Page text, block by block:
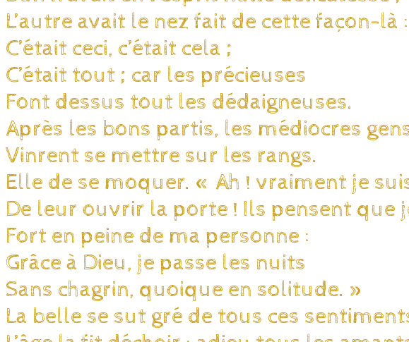
L’autre avait le nez fait de cette façon-là :
C’était ceci, c’était cela ;
C’était tout ; car les précieuses
Font dessus tout les dédaigneuses.
Après les bons partis, les médiocres
Vinrent se mettre sur les rangs.
Elle de se moquer. « Ah ! vraiment je
De leur ouvrir la porte ! Ils pensent que
Fort en peine de ma personne :
Grâce à Dieu, je passe les nuits
Sans chagrin, quoique en solitude. »
La belle se sut gré de tous ces